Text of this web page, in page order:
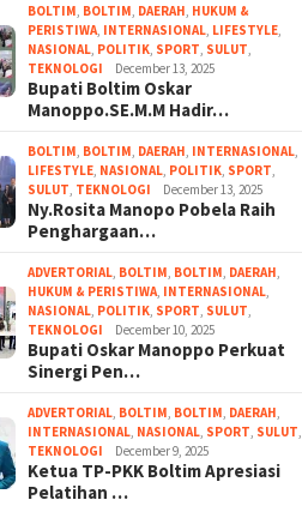
BOLTIM, BOLTIM, DAERAH, HUKUM &
PERISTIWA, INTERNASIONAL, LIFESTYLE,
NASIONAL, POLITIK, SPORT, SULUT,
TEKNOLOGI
December 13, 2025
Bupati Boltim Oskar
Manoppo.SE.M.M Hadir…
BOLTIM, BOLTIM, DAERAH, INTERNASIONAL,
LIFESTYLE, NASIONAL, POLITIK, SPORT,
SULUT, TEKNOLOGI December 13, 2025
Ny.Rosita Manopo Pobela Raih
Penghargaan…
ADVERTORIAL, BOLTIM, BOLTIM, DAERAH,
HUKUM & PERISTIWA, INTERNASIONAL,
NASIONAL, POLITIK, SPORT, SULUT,
TEKNOLOGI
December 10, 2025
Bupati Oskar Manoppo Perkuat
Sinergi Pen…
ADVERTORIAL, BOLTIM, BOLTIM, DAERAH,
INTERNASIONAL, NASIONAL, SPORT, SULUT,
TEKNOLOGI
December 9, 2025
Ketua TP-PKK Boltim Apresiasi
Pelatihan …